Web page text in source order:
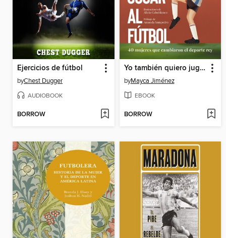
Ejercicios de fútbol
byChest Dugger
AUDIOBOOK
BORROW
Yo también quiero jugar al fútbol
byMayca Jiménez
EBOOK
BORROW